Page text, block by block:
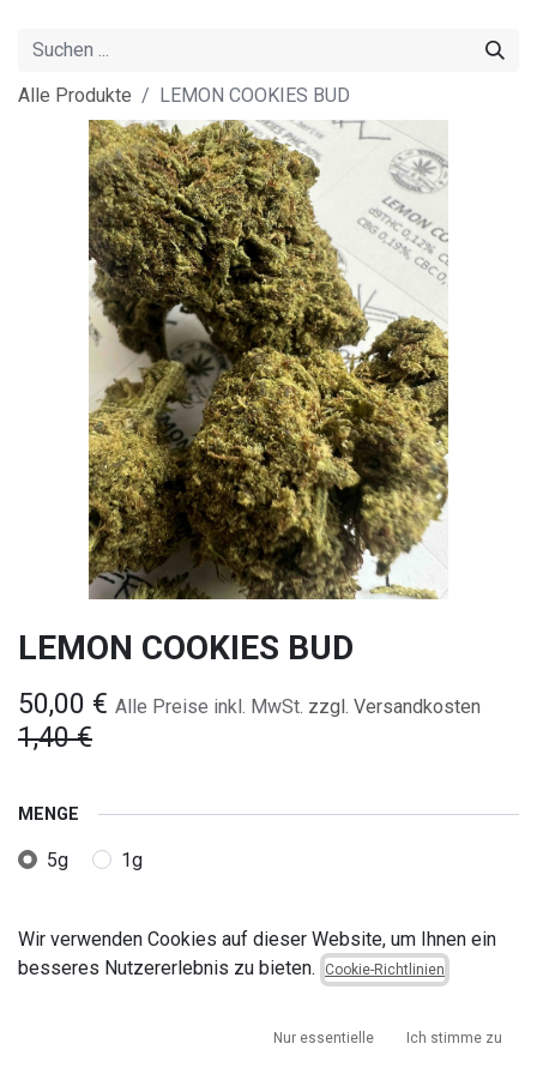
Alle Produkte LEMON COOKIES BUD
LEMON COOKIES BUD
50,00 € Alle Preise inkl. MwSt. zzgl. Versandkosten
1,40€
MENGE
5g 1g
Wir verwenden Cookies auf dieser Website, um Ihnen ein
besseres Nutzererlebnis zu bieten.
Cookie-Richtlinien
Nur essentielle Ich stimme zu